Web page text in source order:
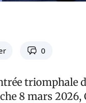
0
triomphale
8 mars